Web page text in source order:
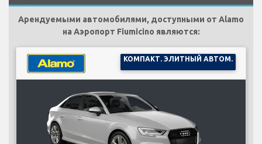
Арендуемыми автомобилями, доступными от Alamo
на Аэропорт Fiumicino являются:
КОМПАКТ. ЭЛИТНЫЙ АВТОМ.